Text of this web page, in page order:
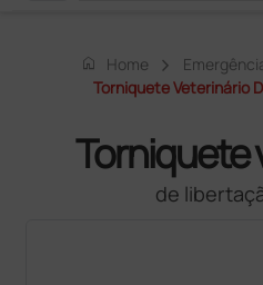
home Home
Torniquete Veterinário
Torniquete
de